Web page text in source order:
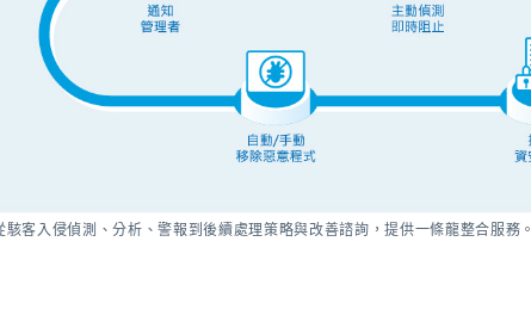
駭客入侵偵測、分析、警報到後續處理策略與改善諮詢，提供一條龍整合服務。